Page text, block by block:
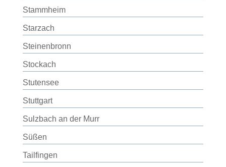
Stammheim
Starzach
Steinenbronn
Stockach
Stutensee
Stuttgart
Sulzbach an der Murr
Süßen
Tailfingen